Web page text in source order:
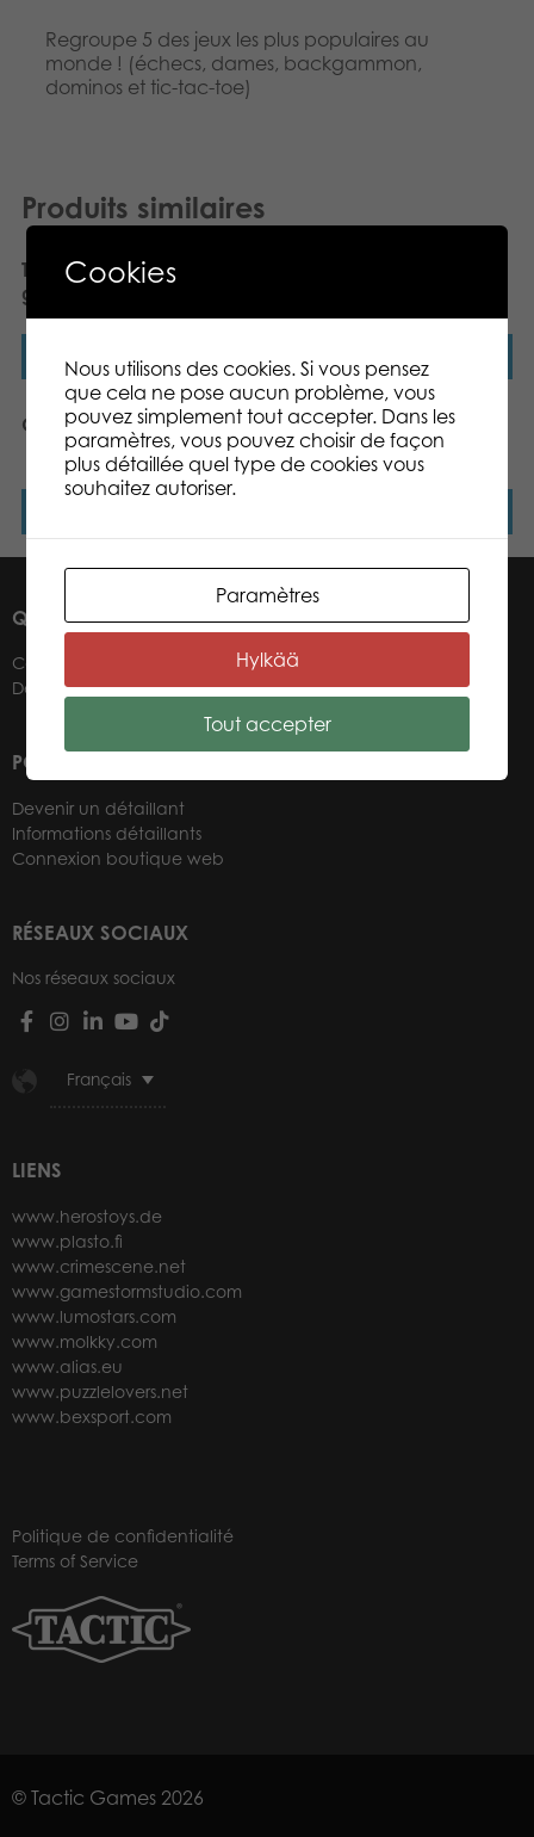
Regroupe 5 des jeux les plus populaires au
monde ! (échecs, dames, backgammon,
dominos et tic-tac-toe)
Produits similaires
Tactic Kimble Twist board
game
Lire la suite
Gold Armada
Gamestorm Land of
Clans board game
QUI SOMMES-NOUS ?
Contacts
Détaillants
POUR NOS DÉTAILLANTS
Devenir un détaillant
Informations détaillants
Connexion boutique web
RÉSEAUX SOCIAUX
Nos réseaux sociaux
Français
LIENS
www.herostoys.de
www.plasto.fi
www.crimescene.net
www.gamestormstudio.com
www.lumostars.com
www.molkky.com
www.alias.eu
www.puzzlelovers.net
www.bexsport.com
Politique de confidentialité
Terms of Service
© Tactic Games 2026
Cookies
Nous utilisons des cookies. Si vous pensez
que cela ne pose aucun problème, vous
pouvez simplement tout accepter. Dans les
paramètres, vous pouvez choisir de façon
plus détaillée quel type de cookies vous
souhaitez autoriser.
Paramètres
Hylkää
Tout accepter